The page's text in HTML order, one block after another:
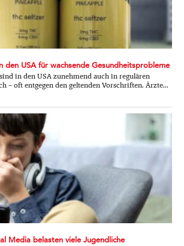
den USA für wachsende Gesundheitsprobleme
in den USA zunehmend auch in regulären
– oft entgegen den geltenden Vorschriften. Ärzte...
Media belasten viele Jugendliche